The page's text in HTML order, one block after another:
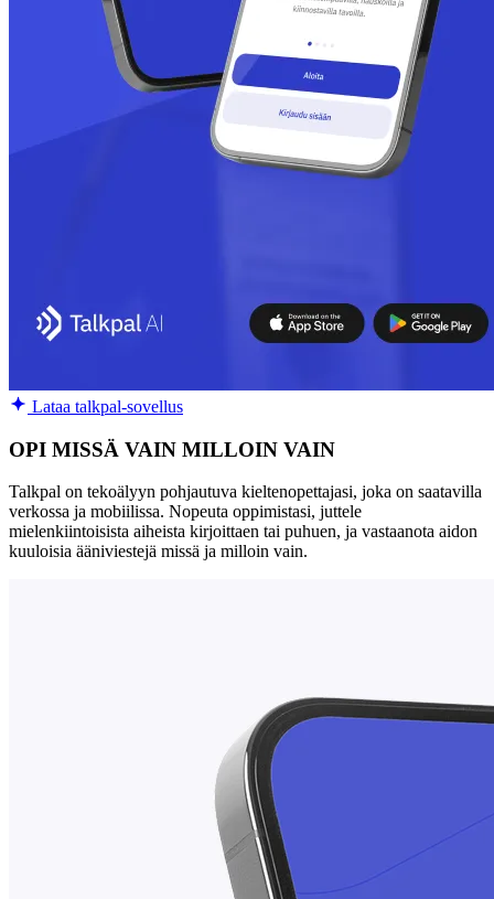
Lataa talkpal-sovellus
OPI MISSÄ VAIN MILLOIN VAIN
Talkpal on tekoälyyn pohjautuva kieltenopettajasi, joka on saatavilla
verkossa ja mobiilissa. Nopeuta oppimistasi, juttele
mielenkiintoisista aiheista kirjoittaen tai puhuen, ja vastaanota aidon
kuuloisia ääniviestejä missä ja milloin vain.